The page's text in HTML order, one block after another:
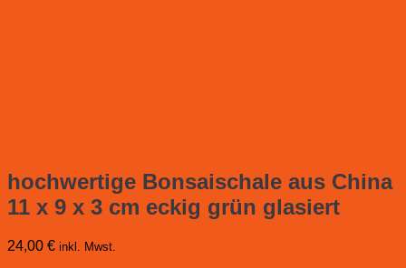
hochwertige Bonsaischale aus China
11 x 9 x 3 cm eckig grün glasiert
24,00 € inkl. Mwst.